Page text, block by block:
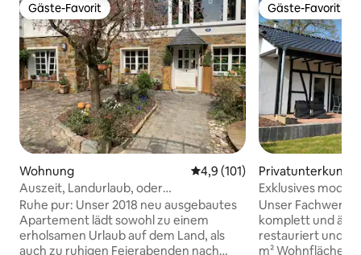
Gäste-Favorit
Gäste-Favorit
Wohnung Durchschnittliche Bewertung:
4,9 (101)
Auszeit, Landurlaub, oder
Geschäftsreise? Hier :)
Ruhe pur: Unser 2018 neu ausgebautes
Apartement lädt sowohl zu einem
erholsamen Urlaub auf dem Land, als
auch zu ruhigen Feierabenden nach
Gäste-Favorit
Gäste-Favorit
Privatunterkunft
Exklusives
Unser
komplett und
restauriert und
m² Wohnfläche